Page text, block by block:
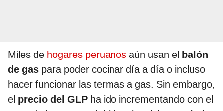
Miles de hogares peruanos aún usan el balón
de gas para poder cocinar día a día o incluso
hacer funcionar las termas a gas. Sin embargo,
el precio del GLP ha ido incrementando con el